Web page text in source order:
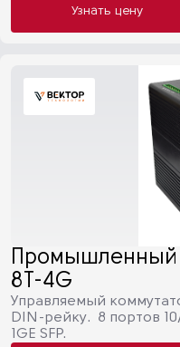
Узнать цену
Промышленный
8T-4G
Управляемый
DIN-рейку. 8 портов
1GE SFP.